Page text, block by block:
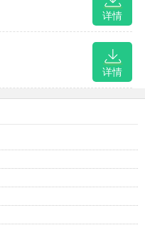
详情
详情